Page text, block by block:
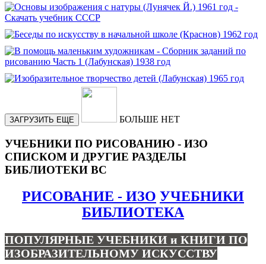
ЗАГРУЗИТЬ ЕЩЕ БОЛЬШЕ НЕТ
УЧЕБНИКИ ПО РИСОВАНИЮ - ИЗО
СПИСКОМ И ДРУГИЕ РАЗДЕЛЫ
БИБЛИОТЕКИ ВС
РИСОВАНИЕ - ИЗО УЧЕБНИКИ
БИБЛИОТЕКА
ПОПУЛЯРНЫЕ УЧЕБНИКИ и КНИГИ ПО
ИЗОБРАЗИТЕЛЬНОМУ ИСКУССТВУ